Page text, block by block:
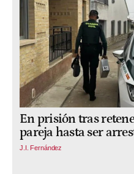
En prisión tras
pareja hasta ser
J.I. Fernández